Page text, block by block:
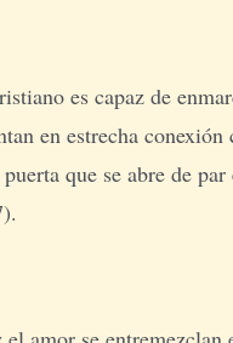
es capaz de
en estrecha
que se abre de